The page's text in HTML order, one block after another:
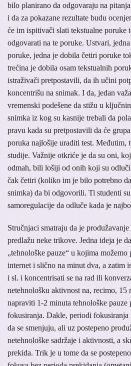
bilo planirano da odgovaraju na
i da za pokazane rezultate budu
će im ispitivači slati tekstualne poruke
odgovarati na te poruke. Ustvari,
poruke, jedna je dobila četiri poruke
trećina je dobila osam tekstualnih
istraživači pretpostavili, da ih učini
koncentrišu na snimak. I da, jedan
vremenski podešene da stižu u
snimka iz kog su kasnije trebali da
pravu kada su pretpostavili da će
poruka najlošije uraditi test. Međutim,
studije. Važnije otkriće je da su oni,
odmah, bili lošiji od onih koji su
čak četiri (koliko im je bilo potrebno
snimka) da bi odgovorili. Ti studenti
samoregulacije da odluče kada je
Stručnjaci smatraju da je
predlažu neke trikove. Jedna ideja je
„tehnološke pauze“ u kojima možemo
internet i slično na minut dva, a zatim
i sl. i koncentrisati se na rad ili
netehnološku aktivnost na, recimo, 15
napraviti 1-2 minuta tehnološke pauze
fokusiranja. Dakle, periodi fokusiranja
da se smenjuju, ali uz postepeno
netehnološke sadržaje i aktivnosti, a
prekida. Trik je u tome da se